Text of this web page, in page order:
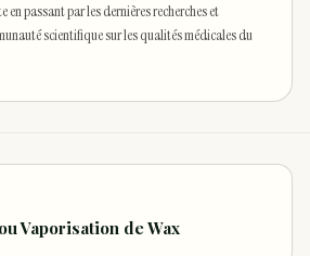
en passant par les dernières recherches et
scientifique sur les qualités médicales du
Vaporisation de Wax